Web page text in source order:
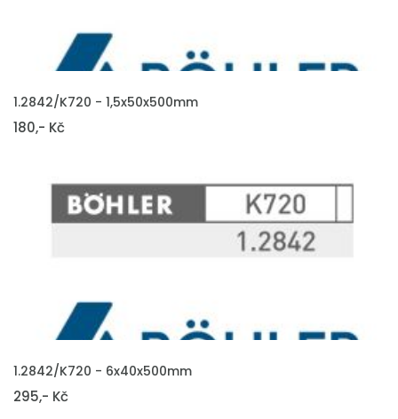
VLOŽIT DO KOŠÍKU
1.2842/K720 - 1,5x50x500mm
180,- Kč
VLOŽIT DO KOŠÍKU
1.2842/K720 - 6x40x500mm
295,- Kč